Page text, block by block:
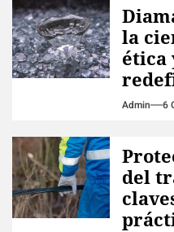
la
ética
Admin 6
del